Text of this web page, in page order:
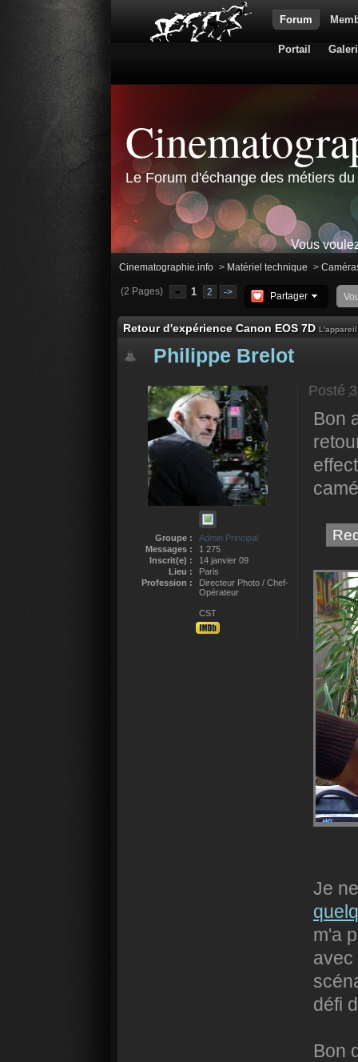
Forum
Portail
Le Forum d'échange des métiers
Vous
Cinematographie.info > Matériel technique >
(2 Pages) 1 2 -> Partager
Retour d'expérience Canon EOS 7D
Philippe Brelot
Groupe :
Admin Principal
Messages :
1 275
Inscrit(e) :
14 janvier 09
Lieu :
Paris
Profession :
Directeur Photo / Chef-
Opérateur
CST
Posté
Bon
Je
m'a
avec
défi
Bon